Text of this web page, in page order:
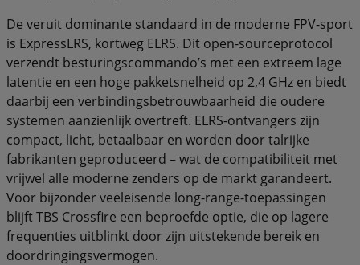
De veruit dominante standaard in de moderne FPV-sport
is ExpressLRS, kortweg ELRS. Dit open-sourceprotocol
verzendt besturingscommando’s met een extreem lage
latentie en een hoge pakketsnelheid op 2,4 GHz en biedt
daarbij een verbindingsbetrouwbaarheid die oudere
systemen aanzienlijk overtreft. ELRS-ontvangers zijn
compact, licht, betaalbaar en worden door talrijke
fabrikanten geproduceerd – wat de compatibiliteit met
vrijwel alle moderne zenders op de markt garandeert.
Voor bijzonder veeleisende long-range-toepassingen
blijft TBS Crossfire een beproefde optie, die op lagere
frequenties uitblinkt door zijn uitstekende bereik en
doordringingsvermogen.